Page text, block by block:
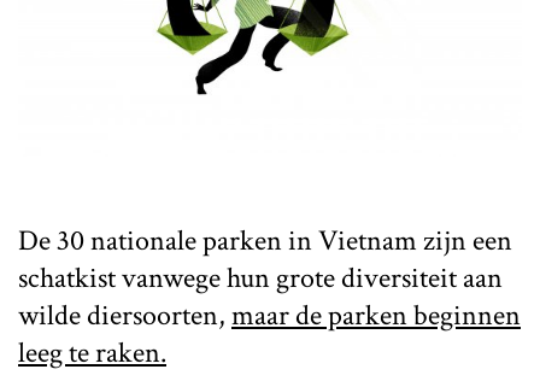
De 30 nationale parken in Vietnam zijn een
schatkist vanwege hun grote diversiteit aan
wilde diersoorten,maar de parken beginnen
leeg te raken.